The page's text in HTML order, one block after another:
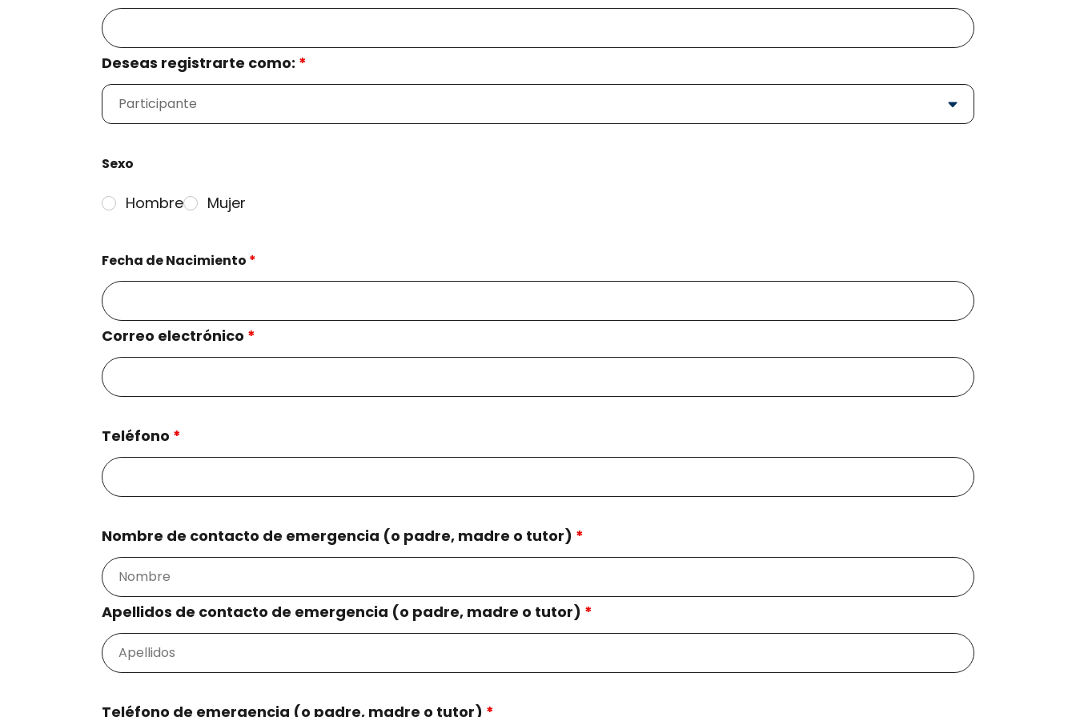
Deseas registrarte como: *
Sexo
Hombre Mujer
Fecha de Nacimiento *
Correo electrónico *
Teléfono *
Nombre de contacto de emergencia (o padre, madre o tutor) *
Apellidos de contacto de emergencia (o padre, madre o tutor) *
Teléfono de emergencia (o padre, madre o tutor) *